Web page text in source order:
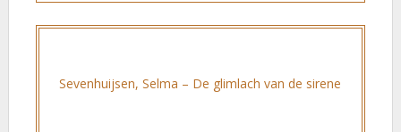
Sevenhuijsen, Selma – De glimlach van de sirene